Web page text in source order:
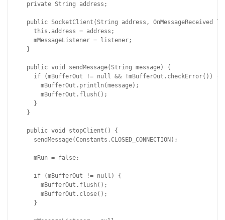
  private String address;
public SocketClient(String address, OnMessageReceived
    this.address = address;
    mMessageListener = listener;
  }
  public void sendMessage(String message) {
    if (mBufferOut != null && !mBufferOut.checkError()) {
      mBufferOut.println(message);
      mBufferOut.flush();
    }
  }
  public void stopClient() {
    sendMessage(Constants.CLOSED_CONNECTION);
    mRun = false;
    if (mBufferOut != null) {
      mBufferOut.flush();
      mBufferOut.close();
    }